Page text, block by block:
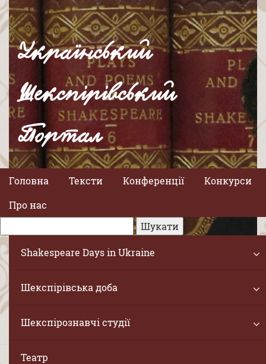
Український
Шекспірівський
Портал
Головна Тексти Конференції
Конкурси
Про нас
Shakespeare Days in Ukraine
Шекспірівська доба
Шекспірознавчі студії
Театр